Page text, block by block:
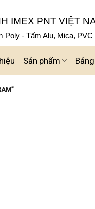
IMEX PNT VIỆT
Poly - Tấm Alu, Mica,
Sản phẩm